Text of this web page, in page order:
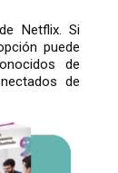
Netflix. Si
puede
de
de